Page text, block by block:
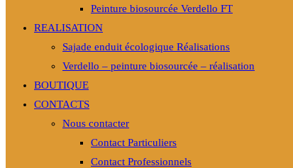
Peinture biosourcée Verdello FT
REALISATION
Sajade enduit écologique Réalisations
Verdello – peinture biosourcée – réalisation
BOUTIQUE
CONTACTS
Nous contacter
Contact Particuliers
Contact Professionnels